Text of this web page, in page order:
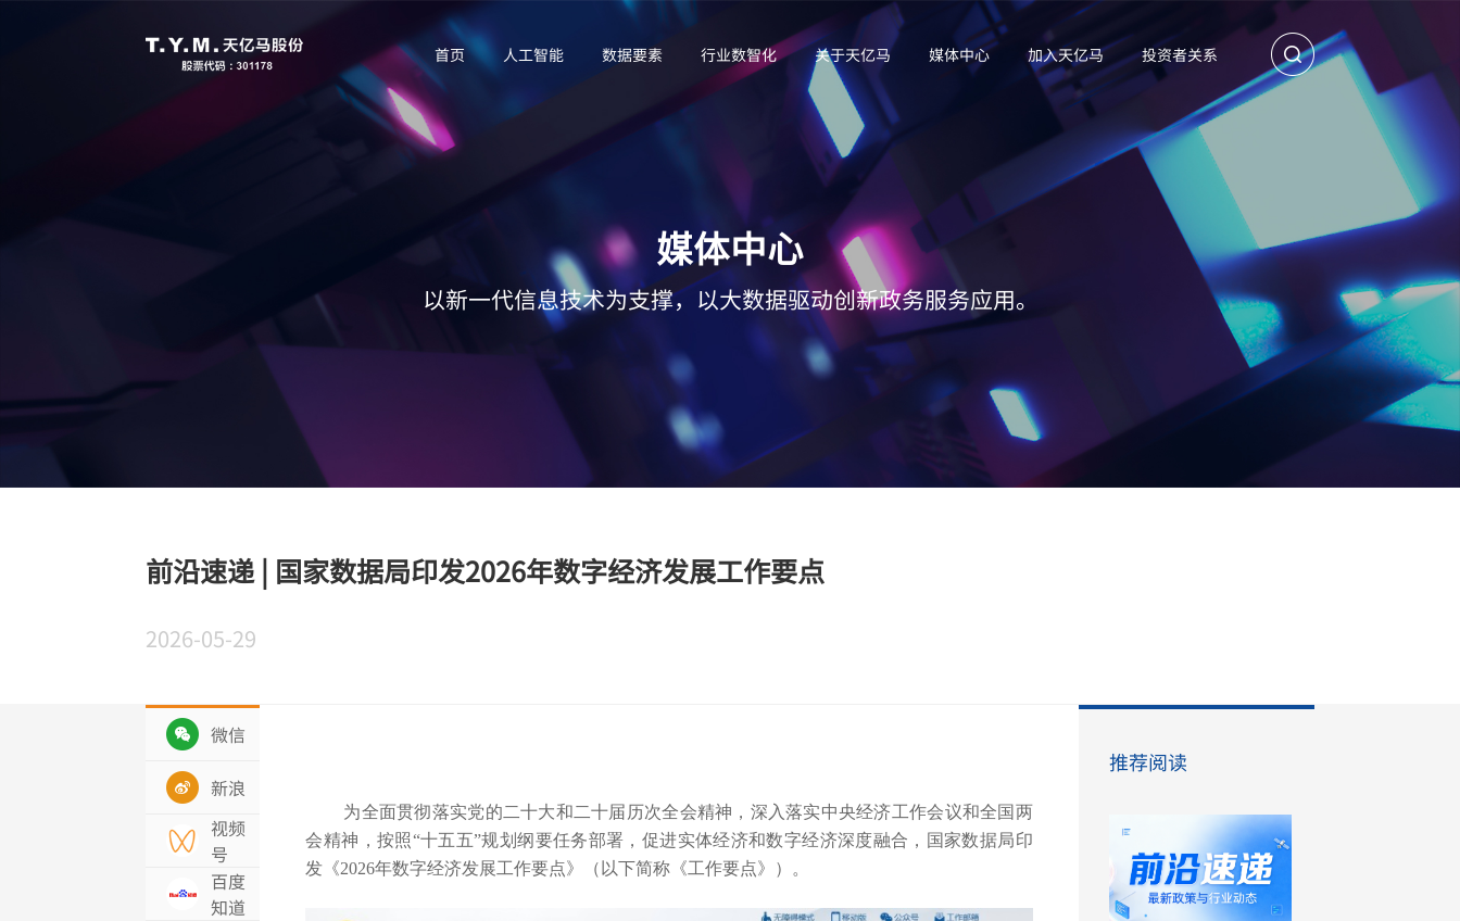
首页 人工智能 数据要素 行业数智化 关于天亿马 媒体中心 加入天亿马 投资者关系
媒体中心
以新一代信息技术为支撑，以大数据驱动创新政务服务应用。
前沿速递 | 国家数据局印发2026年数字经济发展工作要点
2026-05-29
微信
新浪
视频
号
百度
知道
为全面贯彻落实党的二十大和二十届历次全会精神，深入落实中央经济工作会议和全国两
会精神，按照“十五五”规划纲要任务部署，促进实体经济和数字经济深度融合，国家数据局印
发《2026年数字经济发展工作要点》（以下简称《工作要点》）。
推荐阅读